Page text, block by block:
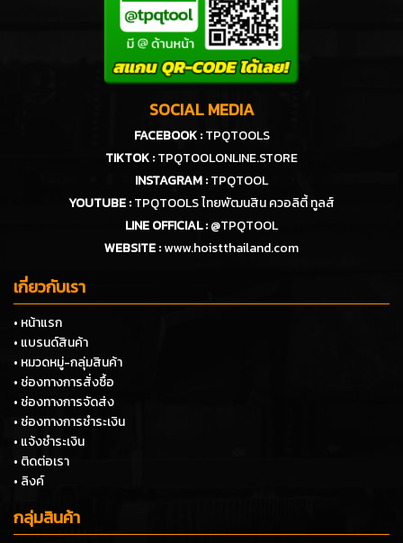
SOCIAL MEDIA
FACEBOOK : TPQTOOLS
TIKTOK :TPQTOOLONLINE.STORE
INSTAGRAM :TPQTOOL
YOUTUBE :TPQTOOLS ไทยพัฒนสิน ควอลิตี้ ทูลส์
LINE OFFICIAL :@TPQTOOL
WEBSITE :www.hoistthailand.com
เกี่ยวกับเรา
• หน้าแรก
• แบรนด์สินค้า
• หมวดหมู่-กลุ่มสินค้า
• ช่องทางการสั่งซื้อ
• ช่องทางการจัดส่ง
• ช่องทางการชำระเงิน
• แจ้งชำระเงิน
• ติดต่อเรา
• ลิงค์
กลุ่มสินค้า